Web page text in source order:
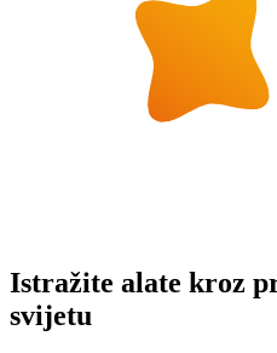
Istražite alate kroz
svijetu